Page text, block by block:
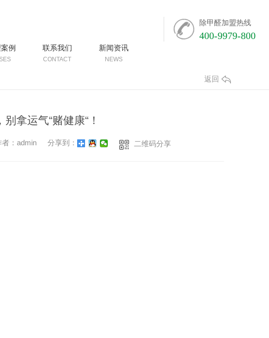
除甲醛加盟热线
400-9979-800
例 联系我们
CONTACT
新闻资讯
NEWS
返回
拿运气“赌健康“！
：admin 分享到： 二维码分享